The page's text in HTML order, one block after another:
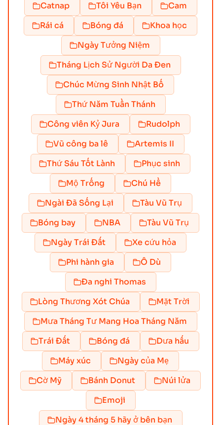
Catnap
Tôi Yêu Bạn
Cam
Rái cá
Bóng đá
Khoa học
Ngày Tưởng Niệm
Tháng Lịch Sử Người Da Đen
Chúc Mừng Sinh Nhật Bố
Thứ Năm Tuần Thánh
Công viên Kỷ Jura
Rudolph
Vũ công ba lê
Artemis II
Thứ Sáu Tốt Lành
Phục sinh
Mộ Trống
Chú Hề
Ngài Đã Sống Lại
Tàu Vũ Trụ
Bóng bay
NBA
Tàu Vũ Trụ
Ngày Trái Đất
Xe cứu hỏa
Phi hành gia
Ô Dù
Đa nghi Thomas
Lòng Thương Xót Chúa
Mặt Trời
Mưa Tháng Tư Mang Hoa Tháng Năm
Trái Đất
Bóng đá
Dưa hấu
Máy xúc
Ngày của Mẹ
Cờ Mỹ
Bánh Donut
Núi lửa
Emoji
Ngày 4 tháng 5 hãy ở bên bạn